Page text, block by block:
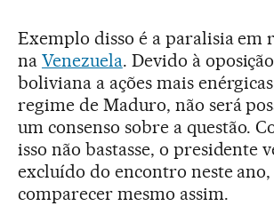
Exemplo disso é a paralisia em
na Venezuela. Devido à
boliviana a ações mais
regime de Maduro, não será
um consenso sobre a questão.
isso não bastasse, o presidente
excluído do encontro neste ano,
comparecer mesmo assim.